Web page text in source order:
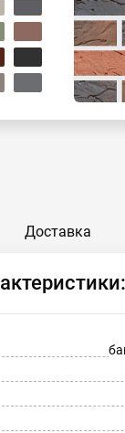
Доставка